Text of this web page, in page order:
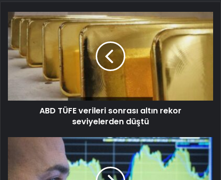
ABD TÜFE verileri sonrası altın rekor
seviyelerden düştü